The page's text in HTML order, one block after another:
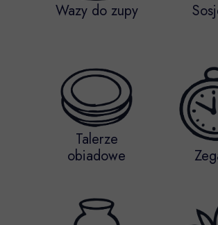
Wazy do zupy
Talerze
obiadowe